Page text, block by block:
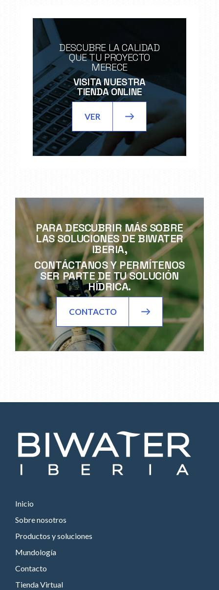
DESCUBRE LA CALIDAD
QUE TU PROYECTO
MERECE
VISITA NUESTRA
TIENDA ONLINE
VER
PARA DESCUBRIR MÁS SOBRE
LAS SOLUCIONES DE BIWATER
IBERIA,
CONTÁCTANOS Y PERMÍTENOS
SER PARTE DE TU SOLUCIÓN
HÍDRICA.
CONTACTO
Inicio
Sobre nosotros
Productos y soluciones
Mundología
Contacto
Tienda Virtual